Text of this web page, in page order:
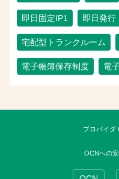
即日固定IP1 即日発行
宅配型トランクルーム
電子帳簿保存制度 電
プロバイダ
OCNへの